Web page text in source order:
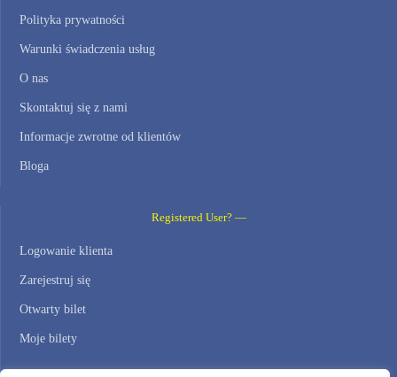
Polityka prywatności
Warunki świadczenia usług
O nas
Skontaktuj się z nami
Informacje zwrotne od klientów
Bloga
Registered User? —
Logowanie klienta
Zarejestruj się
Otwarty bilet
Moje bilety